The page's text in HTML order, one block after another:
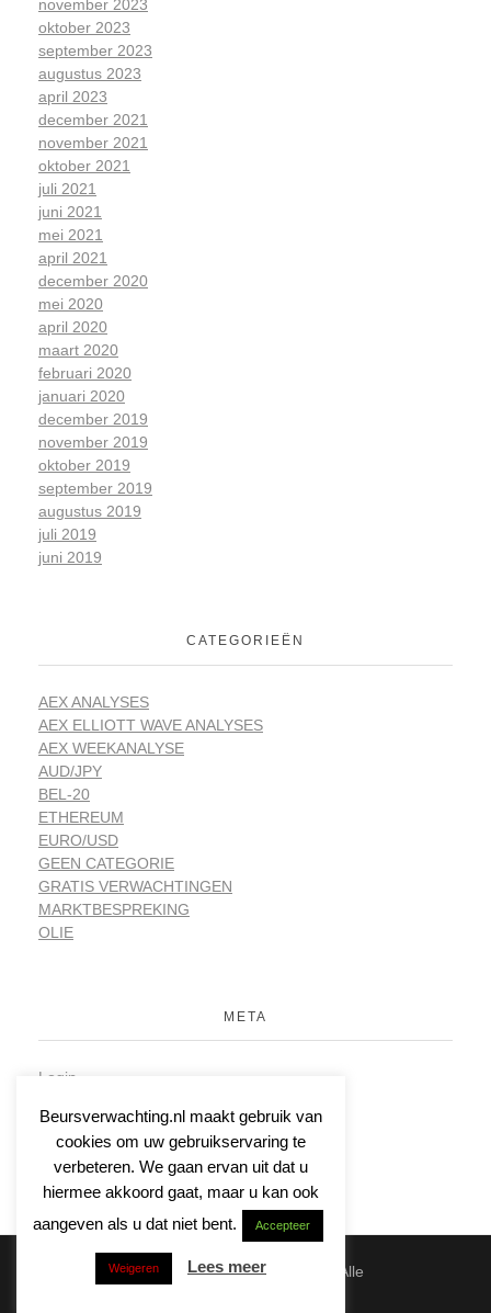
november 2023
oktober 2023
september 2023
augustus 2023
april 2023
december 2021
november 2021
oktober 2021
juli 2021
juni 2021
mei 2021
april 2021
december 2020
mei 2020
april 2020
maart 2020
februari 2020
januari 2020
december 2019
november 2019
oktober 2019
september 2019
augustus 2019
juli 2019
juni 2019
CATEGORIEËN
AEX ANALYSES
AEX ELLIOTT WAVE ANALYSES
AEX WEEKANALYSE
AUD/JPY
BEL-20
ETHEREUM
EURO/USD
GEEN CATEGORIE
GRATIS VERWACHTINGEN
MARKTBESPREKING
OLIE
META
Login
Reacties feed
WordPress.org
© 2026 | Beursverwachting.nl | Alle
Beursverwachting.nl maakt gebruik van
cookies om uw gebruikservaring te
verbeteren. We gaan ervan uit dat u
hiermee akkoord gaat, maar u kan ook
aangeven als u dat niet bent.
Accepteer
Weigeren Lees meer